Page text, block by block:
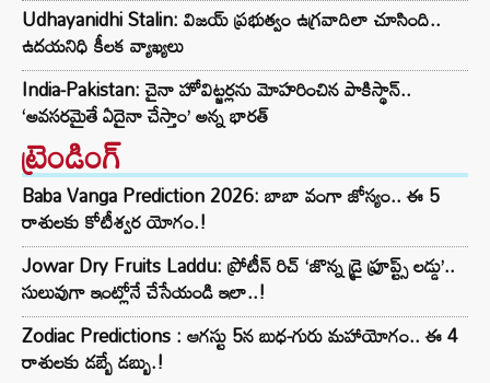
Udhayanidhi Stalin: విజయ్ ప్రభుత్వం ఉగ్రవాదిలా చూసింది..
ఉదయనిధి కీలక వ్యాఖ్యలు
India-Pakistan: చైనా హోవిట్జర్లను మోహరించిన పాకిస్థాన్..
‘అవసరమైతే ఏదైనా చేస్తాం’ అన్న భారత్
ట్రెండింగ్‌
Baba Vanga Prediction 2026: బాబా వంగా జోస్యం.. ఈ 5
రాశులకు కోటీశ్వర యోగం.!
Jowar Dry Fruits Laddu: ప్రోటీన్ రిచ్ ‘జొన్న డ్రై ఫ్రూప్ట్స్ లడ్డు’..
సులువుగా ఇంట్లోనే చేసేయండి ఇలా..!
Zodiac Predictions : ఆగస్టు 5న బుధ-గురు మహాయోగం.. ఈ 4
రాశులకు డబ్బే డబ్బు.!